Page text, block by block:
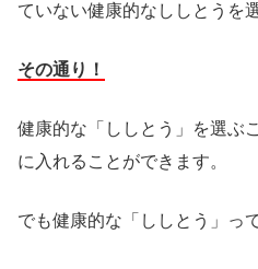
ていない健康的なししとうを
その通り！
健康的な「ししとう」を選ぶ
に入れることができます。
でも健康的な「ししとう」っ